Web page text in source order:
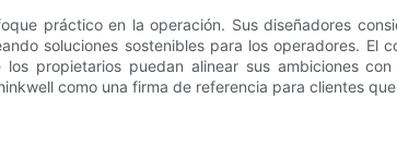
práctico en la operación. Sus diseñadores
soluciones sostenibles para los operadores.
propietarios puedan alinear sus ambiciones
como una firma de referencia para clientes